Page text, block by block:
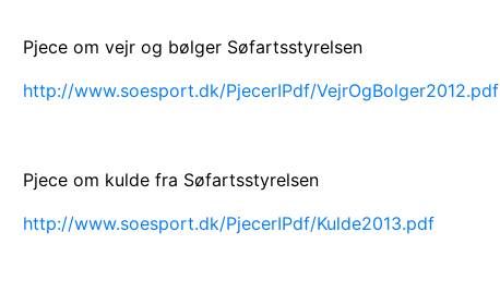
Pjece om vejr og bølger Søfartsstyrelsen
http://www.soesport.dk/PjecerIPdf/VejrOgBolger2012.pdf
Pjece om kulde fra Søfartsstyrelsen
http://www.soesport.dk/PjecerIPdf/Kulde2013.pdf